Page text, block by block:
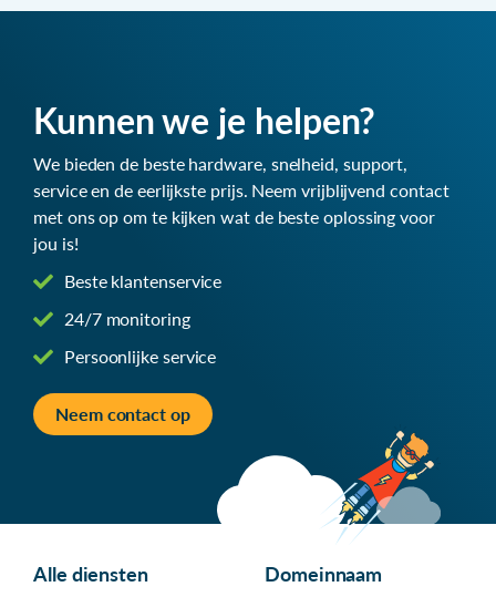
Kunnen we je helpen?
We bieden de beste hardware, snelheid, support,
service en de eerlijkste prijs. Neem vrijblijvend contact
met ons op om te kijken wat de beste oplossing voor
jou is!
Beste klantenservice
24/7 monitoring
Persoonlijke service
Neem contact op
Alle diensten Domeinnaam